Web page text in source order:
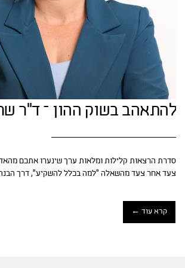
להתאהב בשוק ההון – ד"ר
סדרת הרצאות קלילות ומלאות ערך שינערו אתכם
צעד אחר צעד מהשאלה “למה בכלל להשקיע”, דרך
קרא עוד ←